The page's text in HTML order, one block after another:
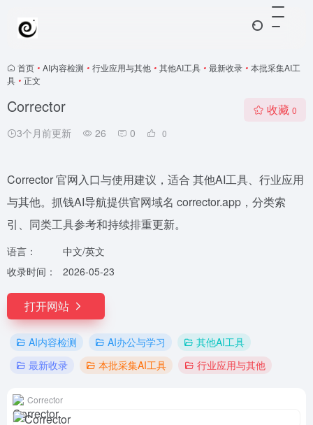
首页 • AI内容检测 • 行业应用与其他 • 其他AI工具 • 最新收录 • 本批采集AI工
具 • 正文
Corrector
3个月前更新 26 0 0
收藏 0
Corrector 官网入口与使用建议，适合 其他AI工具、行业应用
与其他。抓钱AI导航提供官网域名 corrector.app，分类索
引、同类工具参考和持续排重更新。
语言：
中文/英文
收录时间：
2026-05-23
打开网站
AI内容检测 AI办公与学习
其他AI工具
最新收录
本批采集AI工具 行业应用与其他
Corrector